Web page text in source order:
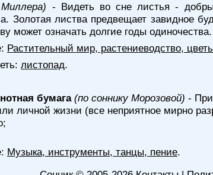
- Видеть во сне листья -
Золотая листва предвещает
может означать долгие годы одиночества.
Растительный мир, растениеводство,
листопад.
бумага (по соннику Морозовой) -
личной жизни (все неприятное мирно
Музыка, инструменты, танцы, пение.